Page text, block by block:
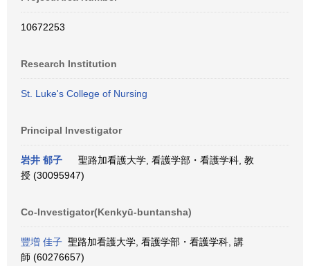
10672253
Research Institution
St. Luke's College of Nursing
Principal Investigator
岩井 郁子
聖路加看護大学, 看護学部・看護学科, 教
授 (30095947)
Co-Investigator(Kenkyū-buntansha)
豐増 佳子 聖路加看護大学, 看護学部・看護学科, 講
師 (60276657)